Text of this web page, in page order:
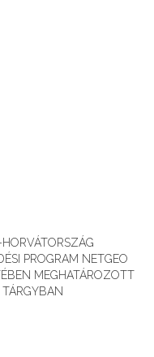
PROGRAM NETGEO
MEGHATÁROZOTT
TÁRGYBAN